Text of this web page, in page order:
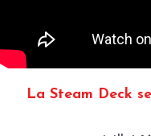
La Steam Deck